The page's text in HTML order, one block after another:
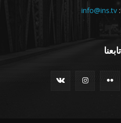
info@ins.tv
تابعنا